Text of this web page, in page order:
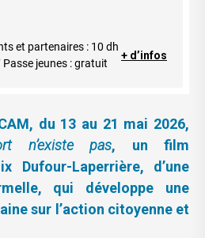
et partenaires : 10 dh
jeunes : gratuit
+ d’infos
du 13 au 21 mai 2026,
n’existe pas, un film
Dufour-Laperrière, d’une
qui développe une
sur l’action citoyenne et